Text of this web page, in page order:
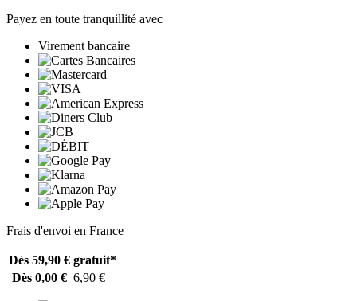
Payez en toute tranquillité avec
Virement bancaire
Frais d'envoi en France
Dès 59,90 € gratuit*
Dès 0,00 € 6,90 €